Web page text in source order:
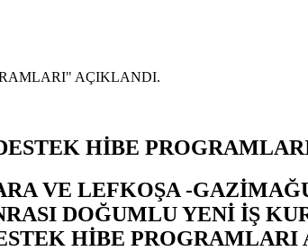
HİBE
VE LEFKOŞA -
DOĞUMLU YENİ İŞ
HİBE